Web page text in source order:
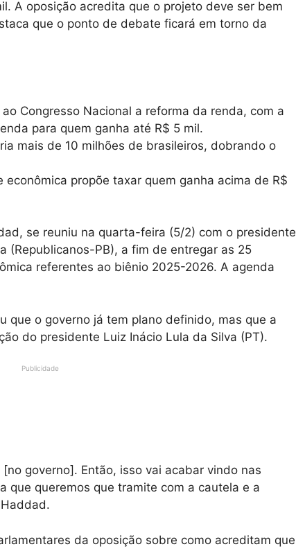
A oposição acredita que o projeto deve ser bem
que o ponto de debate ficará em torno da
Congresso Nacional a reforma da renda, com a
para quem ganha até R$ 5 mil.
mais de 10 milhões de brasileiros, dobrando o
propõe taxar quem ganha acima de R$
se reuniu na quarta-feira (5/2) com o presidente
(Republicanos-PB), a fim de entregar as 25
referentes ao biênio 2025-2026. A agenda
que o governo já tem plano definido, mas que a
do presidente Luiz Inácio Lula da Silva (PT).
Publicidade
governo]. Então, isso vai acabar vindo nas
que queremos que tramite com a cautela e a
da oposição sobre como acreditam que